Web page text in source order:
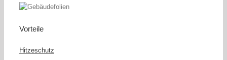
Vorteile
Hitzeschutz